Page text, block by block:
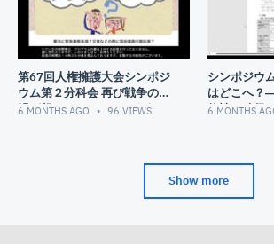
第67回人権擁護大会シンポジ
ウム第２分科会 再び戦争の惨
禍が起こることのないように
6 MONTHS AGO 96 VIEWS
シンポジウ
はどこへ？
律性の確保
6 MONTHS
Show more